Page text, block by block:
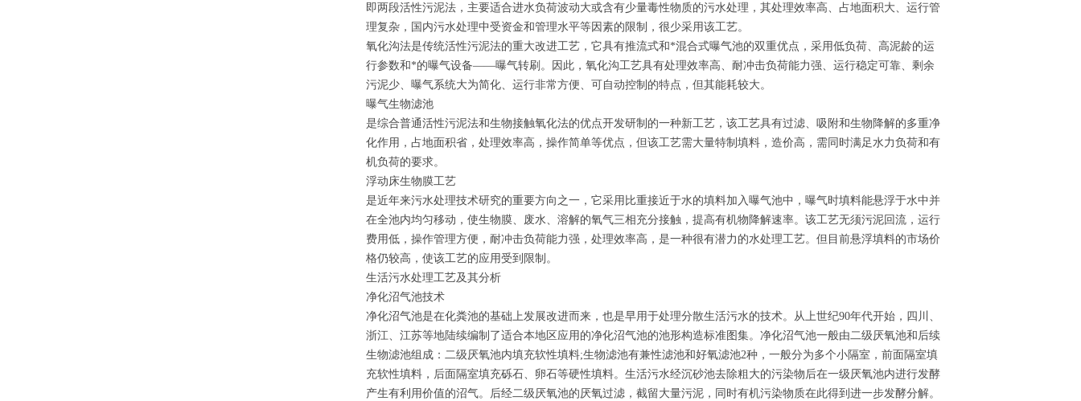
即两段活性污泥法，主要适合进水负荷波动大或含有少量毒性物质的污水处理，其处理效率高、占地面积大、运行管
理复杂，国内污水处理中受资金和管理水平等因素的限制，很少采用该工艺。
氧化沟法是传统活性污泥法的重大改进工艺，它具有推流式和*混合式曝气池的双重优点，采用低负荷、高泥龄的运
行参数和*的曝气设备——曝气转刷。因此，氧化沟工艺具有处理效率高、耐冲击负荷能力强、运行稳定可靠、剩余
污泥少、曝气系统大为简化、运行非常方便、可自动控制的特点，但其能耗较大。
曝气生物滤池
是综合普通活性污泥法和生物接触氧化法的优点开发研制的一种新工艺，该工艺具有过滤、吸附和生物降解的多重净
化作用，占地面积省，处理效率高，操作简单等优点，但该工艺需大量特制填料，造价高，需同时满足水力负荷和有
机负荷的要求。
浮动床生物膜工艺
是近年来污水处理技术研究的重要方向之一，它采用比重接近于水的填料加入曝气池中，曝气时填料能悬浮于水中并
在全池内均匀移动，使生物膜、废水、溶解的氧气三相充分接触，提高有机物降解速率。该工艺无须污泥回流，运行
费用低，操作管理方便，耐冲击负荷能力强，处理效率高，是一种很有潜力的水处理工艺。但目前悬浮填料的市场价
格仍较高，使该工艺的应用受到限制。
生活污水处理工艺及其分析
净化沼气池技术
净化沼气池是在化粪池的基础上发展改进而来，也是早用于处理分散生活污水的技术。从上世纪90年代开始，四川、
浙江、江苏等地陆续编制了适合本地区应用的净化沼气池的池形构造标准图集。净化沼气池一般由二级厌氧池和后续
生物滤池组成：二级厌氧池内填充软性填料;生物滤池有兼性滤池和好氧滤池2种，一般分为多个小隔室，前面隔室填
充软性填料，后面隔室填充砾石、卵石等硬性填料。生活污水经沉砂池去除粗大的污染物后在一级厌氧池内进行发酵
产生有利用价值的沼气。后经二级厌氧池的厌氧过滤，截留大量污泥，同时有机污染物质在此得到进一步发酵分解。